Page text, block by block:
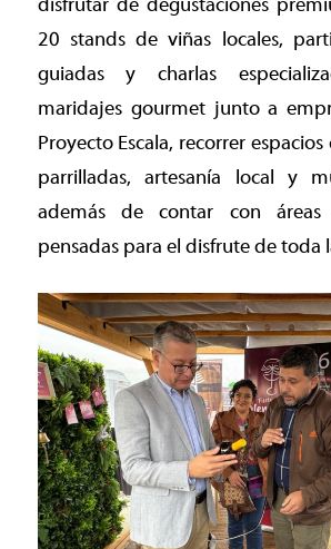
disfrutar de degustaciones
20 stands de viñas locales,
guiadas y charlas
maridajes gourmet junto a
Proyecto Escala, recorrer
parrilladas, artesanía local y
además de contar con áreas
pensadas para el disfrute de toda